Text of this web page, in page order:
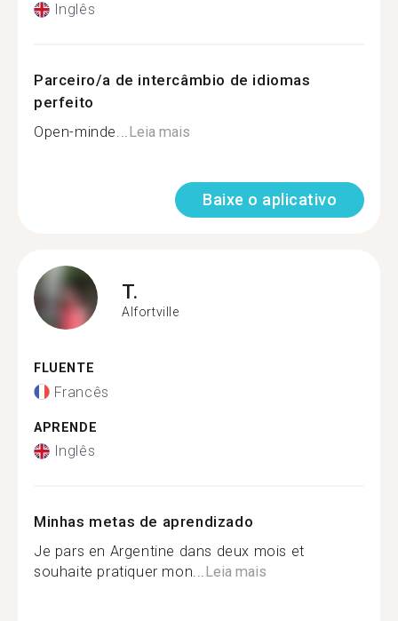
Inglês
Parceiro/a de intercâmbio de idiomas
perfeito
Open-minde...Leia mais
Baixe o aplicativo
T.
Alfortville
FLUENTE
Francês
APRENDE
Inglês
Minhas metas de aprendizado
Je pars en Argentine dans deux mois et
souhaite pratiquer mon...Leia mais